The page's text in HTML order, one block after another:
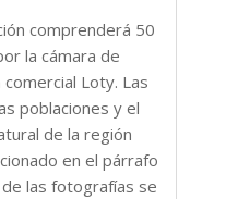
comprenderá 50
la cámara de
Loty. Las
poblaciones y el
de la región
en el párrafo
las fotografías se